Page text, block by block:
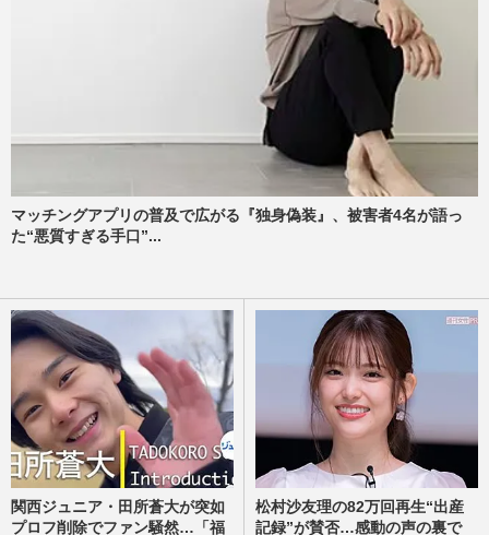
マッチングアプリの普及で広がる『独身偽装』、被害者4名が語っ
た“悪質すぎる手口”...
関西ジュニア・田所蒼大が突如
プロフ削除でファン騒然…「福
松村沙友理の82万回再生“出産
記録”が賛否…感動の声の裏で